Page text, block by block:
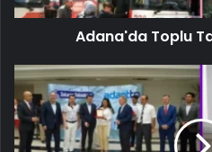
Adana'da Toplu